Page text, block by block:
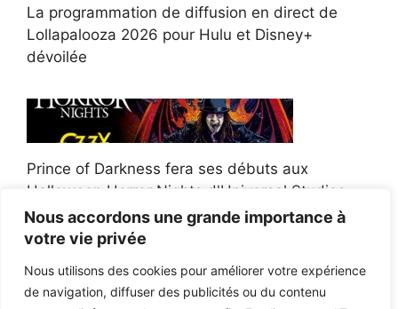
Nous accordons une grande importance à
votre vie privée
Nous utilisons des cookies pour améliorer votre expérience
de navigation, diffuser des publicités ou du contenu
La programmation de diffusion en direct de
Lollapalooza 2026 pour Hulu et Disney+
dévoilée
Prince of Darkness fera ses débuts aux
Halloween Horror Nights d'Universal Studios
Afroman poursuit un policier de l'Ohio après la